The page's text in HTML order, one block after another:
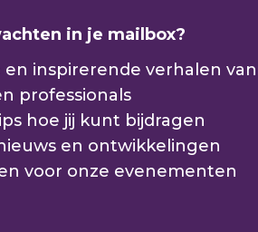
in je mailbox?
en inspirerende verhalen
professionals
hoe jij kunt bijdragen
en ontwikkelingen
voor onze evenementen